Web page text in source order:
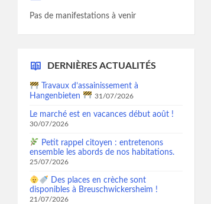
Pas de manifestations à venir
DERNIÈRES ACTUALITÉS
Travaux d’assainissement à
Hangenbieten
31/07/2026
Le marché est en vacances début août !
30/07/2026
Petit rappel citoyen : entretenons
ensemble les abords de nos habitations.
25/07/2026
Des places en crèche sont
disponibles à Breuschwickersheim !
21/07/2026